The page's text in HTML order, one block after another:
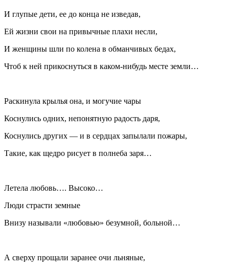
И глупые дети, ее до конца не изведав,
Ей жизни свои на привычные плахи несли,
И женщины шли по колена в обманчивых бедах,
Чтоб к ней прикоснуться в каком-нибудь месте земли…
Раскинула крылья она, и могучие чары
Коснулись одних, непонятную радость даря,
Коснулись других — и в сердцах запылали пожары,
Такие, как щедро рисует в полнеба заря…
Летела любовь…. Высоко…
Люди страсти земные
Внизу называли «любовью» безумной, больной…
А сверху прощали заранее очи льняные,